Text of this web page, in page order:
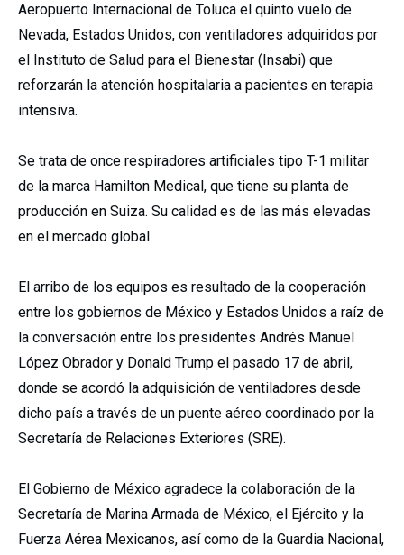
Aeropuerto Internacional de Toluca el quinto vuelo de
Nevada, Estados Unidos, con ventiladores adquiridos por
el Instituto de Salud para el Bienestar (Insabi) que
reforzarán la atención hospitalaria a pacientes en terapia
intensiva.
Se trata de once respiradores artificiales tipo T-1 militar
de la marca Hamilton Medical, que tiene su planta de
producción en Suiza. Su calidad es de las más elevadas
en el mercado global.
El arribo de los equipos es resultado de la cooperación
entre los gobiernos de México y Estados Unidos a raíz de
la conversación entre los presidentes Andrés Manuel
López Obrador y Donald Trump el pasado 17 de abril,
donde se acordó la adquisición de ventiladores desde
dicho país a través de un puente aéreo coordinado por la
Secretaría de Relaciones Exteriores (SRE).
El Gobierno de México agradece la colaboración de la
Secretaría de Marina Armada de México, el Ejército y la
Fuerza Aérea Mexicanos, así como de la Guardia Nacional,